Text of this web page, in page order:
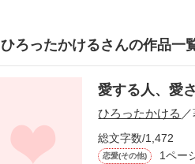
ひろったかけるさんの作品一
愛する人、愛
ひろったかける
総文字数/1,472
恋愛(その他) 1ペー